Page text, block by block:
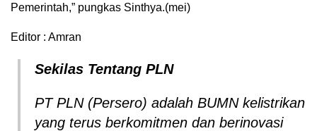
Pemerintah,” pungkas Sinthya.(mei)
Editor : Amran
Sekilas Tentang PLN
PT PLN (Persero) adalah BUMN kelistrikan
yang terus berkomitmen dan berinovasi